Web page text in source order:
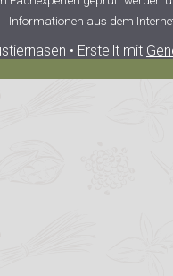
Informationen aus dem
• Erstellt mit